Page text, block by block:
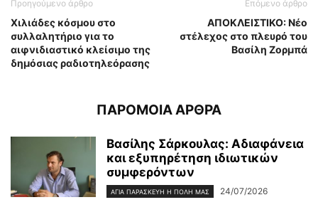
Προηγούμενο άρθρο
Χιλιάδες κόσμου στο
συλλαλητήριο για το
αιφνιδιαστικό κλείσιμο της
δημόσιας ραδιοτηλεόρασης
Επόμενο άρθρο
ΑΠΟΚΛΕΙΣΤΙΚΟ: Νέο
στέλεχος στο πλευρό του
Βασίλη Ζορμπά
ΠΑΡΟΜΟΙΑ ΑΡΘΡΑ
Βασίλης Σάρκουλας: Αδιαφάνεια
και εξυπηρέτηση ιδιωτικών
συμφερόντων
ΑΓΊΑ ΠΑΡΑΣΚΕΥΉ Η ΠΌΛΗ ΜΑΣ 24/07/2026